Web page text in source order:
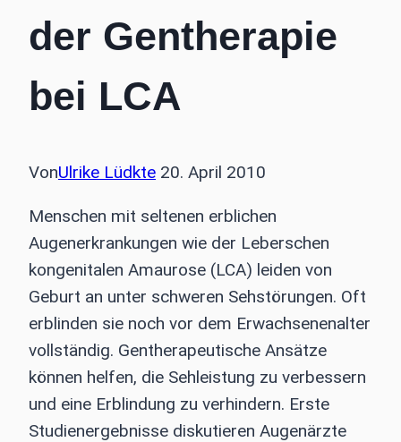
der Gentherapie
bei LCA
VonUlrike Lüdkte 20. April 2010
Menschen mit seltenen erblichen
Augenerkrankungen wie der Leberschen
kongenitalen Amaurose (LCA) leiden von
Geburt an unter schweren Sehstörungen. Oft
erblinden sie noch vor dem Erwachsenenalter
vollständig. Gentherapeutische Ansätze
können helfen, die Sehleistung zu verbessern
und eine Erblindung zu verhindern. Erste
Studienergebnisse diskutieren Augenärzte